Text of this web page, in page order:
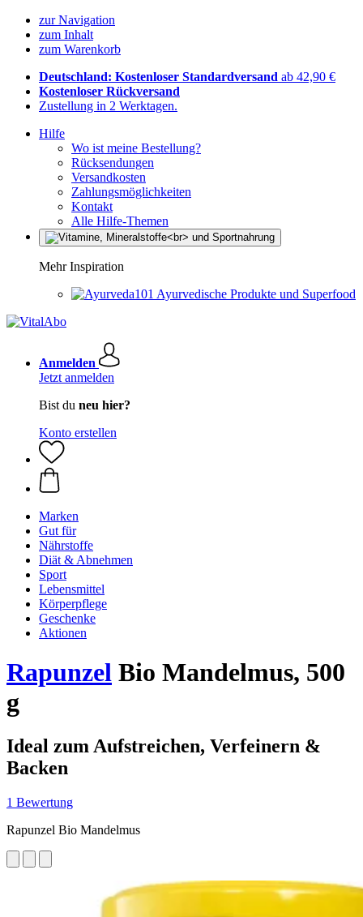
zur Navigation
zum Inhalt
zum Warenkorb
Deutschland: Kostenloser Standardversand ab 42,90 €
Kostenloser Rückversand
Zustellung in 2 Werktagen.
Hilfe
Wo ist meine Bestellung?
Rücksendungen
Versandkosten
Zahlungsmöglichkeiten
Kontakt
Alle Hilfe-Themen
Mehr Inspiration
Ayurvedische Produkte und Superfood
Anmelden
Jetzt anmelden
Bist du neu hier?
Konto erstellen
Marken
Gut für
Nährstoffe
Diät & Abnehmen
Sport
Lebensmittel
Körperpflege
Geschenke
Aktionen
Rapunzel Bio Mandelmus, 500
g
Ideal zum Aufstreichen, Verfeinern &
Backen
1 Bewertung
Rapunzel Bio Mandelmus